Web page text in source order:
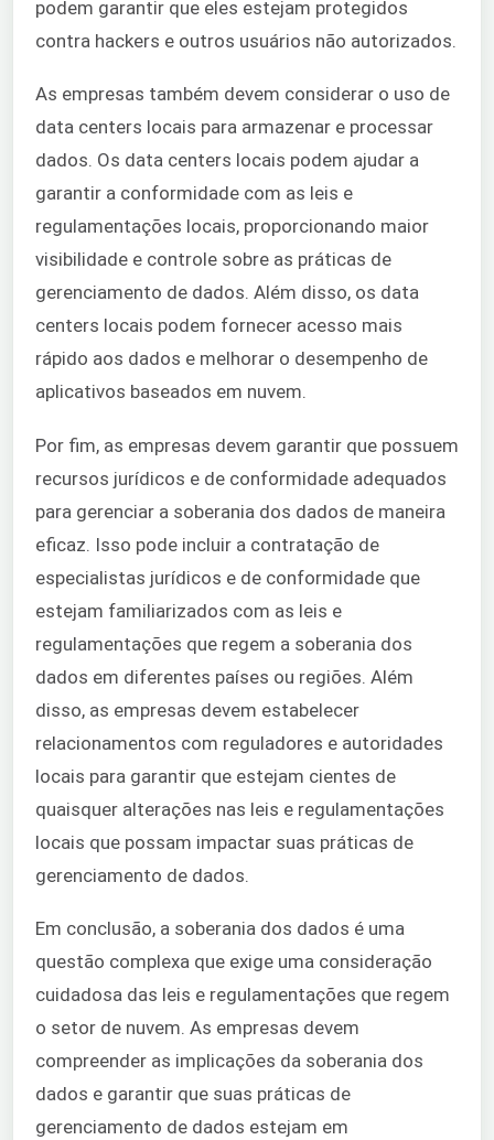
podem garantir que eles estejam protegidos
contra hackers e outros usuários não autorizados.
As empresas também devem considerar o uso de
data centers locais para armazenar e processar
dados. Os data centers locais podem ajudar a
garantir a conformidade com as leis e
regulamentações locais, proporcionando maior
visibilidade e controle sobre as práticas de
gerenciamento de dados. Além disso, os data
centers locais podem fornecer acesso mais
rápido aos dados e melhorar o desempenho de
aplicativos baseados em nuvem.
Por fim, as empresas devem garantir que possuem
recursos jurídicos e de conformidade adequados
para gerenciar a soberania dos dados de maneira
eficaz. Isso pode incluir a contratação de
especialistas jurídicos e de conformidade que
estejam familiarizados com as leis e
regulamentações que regem a soberania dos
dados em diferentes países ou regiões. Além
disso, as empresas devem estabelecer
relacionamentos com reguladores e autoridades
locais para garantir que estejam cientes de
quaisquer alterações nas leis e regulamentações
locais que possam impactar suas práticas de
gerenciamento de dados.
Em conclusão, a soberania dos dados é uma
questão complexa que exige uma consideração
cuidadosa das leis e regulamentações que regem
o setor de nuvem. As empresas devem
compreender as implicações da soberania dos
dados e garantir que suas práticas de
gerenciamento de dados estejam em